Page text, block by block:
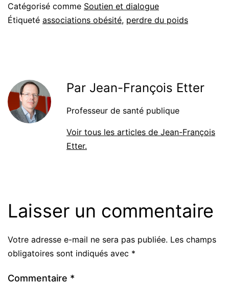
Catégorisé comme Soutien et dialogue
Étiqueté associations obésité, perdre du poids
Par Jean-François Etter
Professeur de santé publique
Voir tous les articles de Jean-François
Etter.
Laisser un commentaire
Votre adresse e-mail ne sera pas publiée. Les champs
obligatoires sont indiqués avec *
Commentaire *
Alternative: